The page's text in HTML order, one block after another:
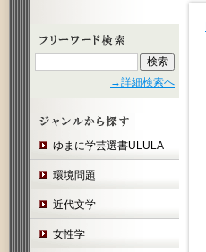
→詳細検索へ
ゆまに学芸選書ULULA
環境問題
近代文学
女性学